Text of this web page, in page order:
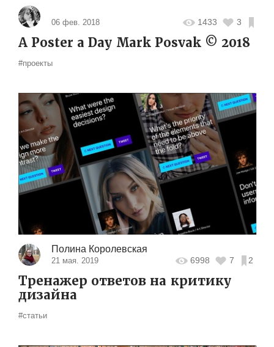
06 фев. 2018 1433 3
A Poster a Day Mark Posvak © 2018
#проекты
Полина Королевская
21 мая. 2019 6998 7 2
Тренажер ответов на критику
дизайна
#статьи